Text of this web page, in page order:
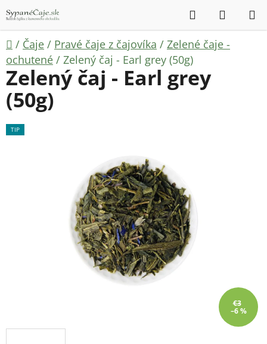
na
obsah
Hľadať
KOŠÍK
Domov
/ Čaje / Pravé čaje z čajovíka / Zelené čaje -
ochutené / Zelený čaj - Earl grey (50g)
Zelený čaj - Earl grey
(50g)
TIP
€3
–6 %